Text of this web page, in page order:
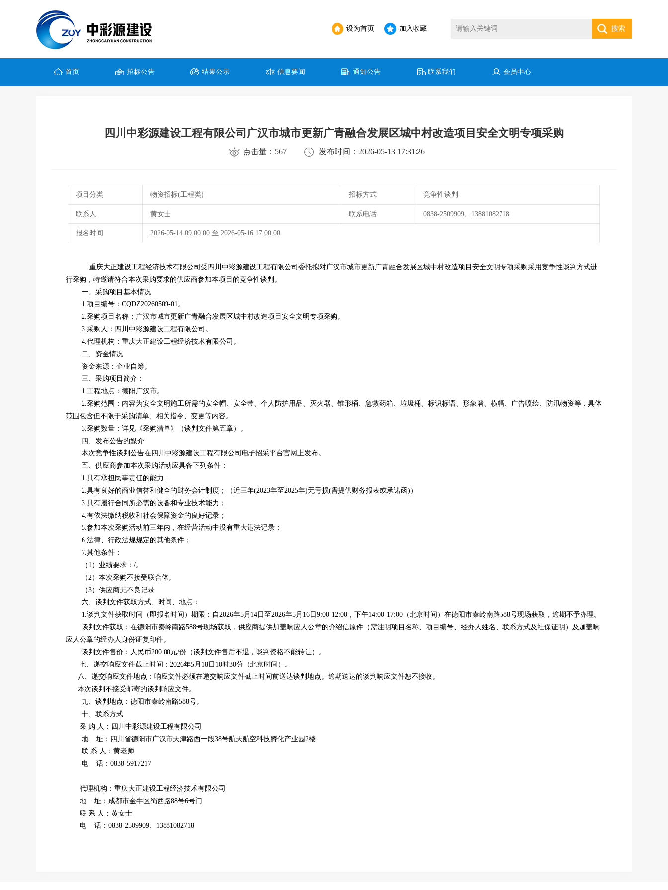
设为首页 加入收藏 搜索
首页 招标公告 结果公示 信息要闻 通知公告 联系我们 会员中心
四川中彩源建设工程有限公司广汉市城市更新广青融合发展区城中村改造项目安全文明专项采购
点击量：567 发布时间：2026-05-13 17:31:26
项目分类 物资招标(工程类) 招标方式 竞争性谈判
联系人 黄女士 联系电话 0838-2509909、13881082718
报名时间 2026-05-14 09:00:00 至 2026-05-16 17:00:00
重庆大正建设工程经济技术有限公司 受 四川中彩源建设工程有限公司 委托拟对广汉市城市更新广青融合发展区城中村改造项目安全文明专项采购采用竞争性谈判方式进
行采购，特邀请符合本次采购要求的供应商参加本项目的竞争性谈判。
一、采购项目基本情况
1.项目编号：CQDZ20260509-01。
2.采购项目名称：广汉市城市更新广青融合发展区城中村改造项目安全文明专项采购。
3.采购人：四川中彩源建设工程有限公司。
4.代理机构：重庆大正建设工程经济技术有限公司。
二、资金情况
资金来源：企业自筹。
三、采购项目简介：
1.工程地点：德阳广汉市。
2.采购范围：内容为安全文明施工所需的安全帽、安全带、个人防护用品、灭火器、锥形桶、急救药箱、垃圾桶、标识标语、形象墙、横幅、广告喷绘、防汛物资等，具体
范围包含但不限于采购清单、相关指令、变更等内容。
3.采购数量：详见《采购清单》（谈判文件第五章）。
四、发布公告的媒介
本次竞争性谈判公告在四川中彩源建设工程有限公司电子招采平台官网上发布。
五、供应商参加本次采购活动应具备下列条件：
1.具有承担民事责任的能力；
2.具有良好的商业信誉和健全的财务会计制度；
（近三年(2023年至2025年)无亏损(需提供财务报表或承诺函)）
3.具有履行合同所必需的设备和专业技术能力；
4.有依法缴纳税收和社会保障资金的良好记录；
5.参加本次采购活动前三年内，在经营活动中没有重大违法记录；
6.法律、行政法规规定的其他条件；
7.其他条件：
（ 1） 业绩要求： /。
（2）本次采购不接受联合体。
（3）供应商无不良记录
六、谈判文件获取方式、时间、地点：
1.谈判文件获取时间（即报名时间）期限：自2026年5月14 日至2026年5月16 日 9:00-12:00，下午14:00-17:00（北京时间）在德阳市秦岭南路588号现场获取，逾期不予办理。
谈判文件获取：在德阳市秦岭南路588号现场获取，供应商提供加盖响应人公章的介绍信原件（需注明项目名称、项目编号、经办人姓名、联系方式及社保证明）及加盖响
应人公章的经办人身份证复印件。
谈判文件售价：人民币200.00元/份（谈判文件售后不退，谈判资格不能转让）。
七、递交响应文件截止时间：2026年5月18日10时30分（北京时间）。
八、递交响应文件地点：响应文件必须在递交响应文件截止时间前送达谈判地点。逾期送达的谈判响应文件恕不接收。
本次谈判不接受邮寄的谈判响应文件。
九、谈判地点：德阳市秦岭南路588号。
十、联系方式
采 购 人： 四川中彩源建设工程有限公司
地
址：四川省德阳市广汉市天津路西一段38号航天航空科技孵化产业园2楼
联 系 人： 黄老师
电
话： 0838-5917217
代理机构：重庆大正建设工程经济技术有限公司
地
址：成都市金牛区蜀西路88号6号门
联 系 人：黄女士
电
话：0838-2509909、13881082718